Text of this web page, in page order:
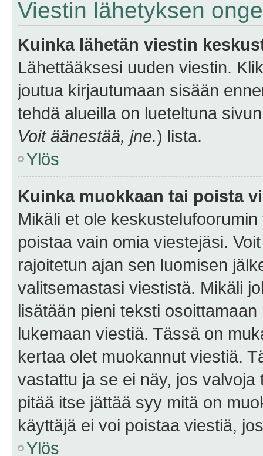
Viestin lähetyksen
Kuinka lähetän viestin
Lähettääksesi uuden viestin.
joutua kirjautumaan sisään
tehdä alueilla on lueteltuna
Voit äänestää, jne.) lista.
Ylös
Kuinka muokkaan tai poista
Mikäli et ole
poistaa vain omia viestejäsi.
rajoitetun ajan sen luomisen
valitsemastasi viestistä. Mikäli
lisätään pieni teksti
lukemaan viestiä. Tässä on
kertaa olet muokannut viestiä.
vastattu ja se ei näy, jos
pitää itse jättää syy mitä on
käyttäjä ei voi poistaa viestiä,
Ylös